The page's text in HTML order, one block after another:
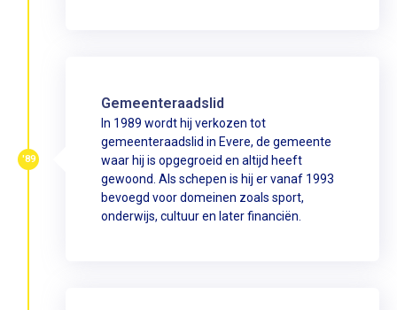
Gemeenteraadslid
In 1989 wordt hij verkozen tot
gemeenteraadslid in Evere, de gemeente
waar hij is opgegroeid en altijd heeft
gewoond. Als schepen is hij er vanaf 1993
bevoegd voor domeinen zoals sport,
onderwijs, cultuur en later financiën.
'89